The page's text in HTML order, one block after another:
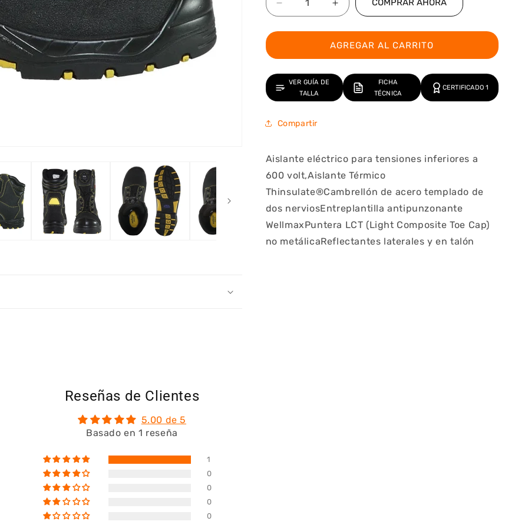
Reducir
cantidad
para
SEGURIDAD
BOTA
HIMALAYA
850
Aumentar
cantidad
para
ZAPATO
SEGURIDAD
BOTA
HIMALAYA
AGREGAR AL CARRITO
COMPRAR AHORA
VER GUÍA DE
TALLA
FICHA
TÉCNICA
CERTIFICADO 1
Compartir
Aislante eléctrico para tensiones inferiores a
600 volt,Aislante Térmico
Thinsulate®Cambrellón de acero templado de
dos nerviosEntreplantilla antipunzonante
WellmaxPuntera LCT (Light Composite Toe Cap)
no metálicaReflectantes laterales y en talón
Reseñas de Clientes
5.00 de 5
Basado en 1 reseña
1
0
0
0
0